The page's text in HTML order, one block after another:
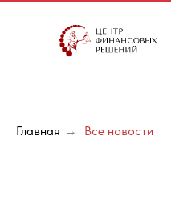
Главная → Все новости